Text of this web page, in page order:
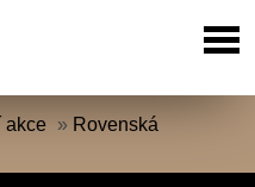
akce » Rovenská